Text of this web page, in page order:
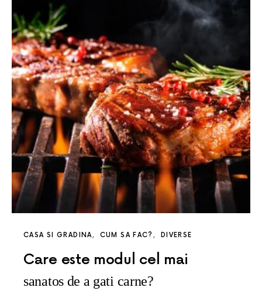
CASA SI GRADINA CUM SA FAC? DIVERSE
Care este modul cel mai
sanatos de a gati carne?